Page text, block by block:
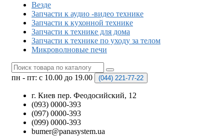
Везде
Запчасти к аудио -видео технике
Запчасти к кухонной технике
Запчасти к технике для дома
Запчасти к технике по уходу за телом
Микроволновые печи
пн - пт: с 10.00 до 19.00 (044) 221-77-22
г. Киев пер. Феодосийский, 12
(093) 0000-393
(097) 0000-393
(099) 0000-393
bumer@panasystem.ua